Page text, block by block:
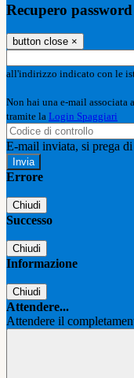
Recupero password
button close ×
all'indirizzo indicato con le
Non hai una e-mail associata
tramite la Login Spaggiari
E-mail inviata, si prega
Errore
Chiudi
Successo
Chiudi
Informazione
Chiudi
Attendere...
Attendere il